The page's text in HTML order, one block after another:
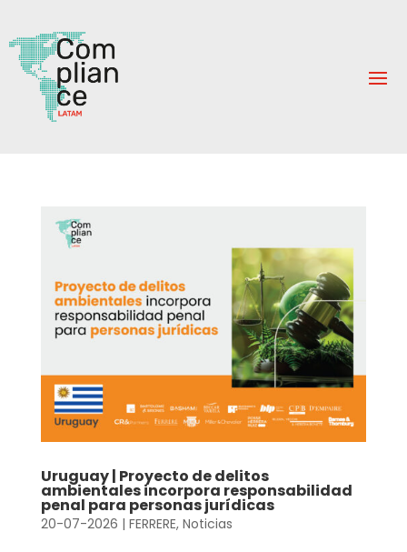
Uruguay | Proyecto de delitos
ambientales incorpora responsabilidad
penal para personas jurídicas
20-07-2026 | FERRERE, Noticias